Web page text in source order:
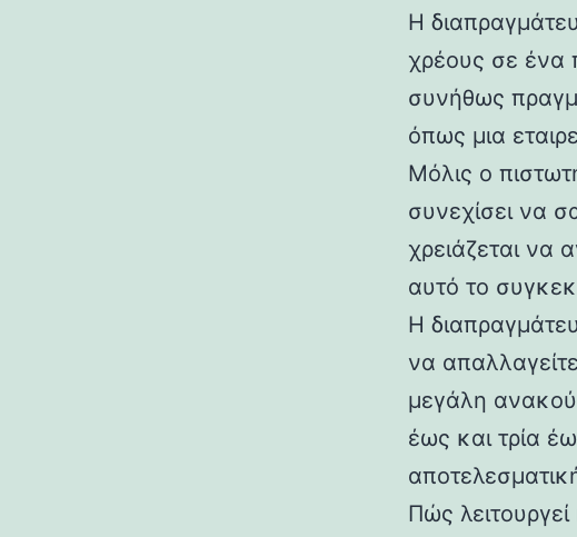
Η
χρέους σε ένα
συνήθως
όπως μια
Μόλις ο
συνεχίσει να
χρειάζεται να
αυτό το
Η
να
μεγάλη
έως και τρία
Πώς